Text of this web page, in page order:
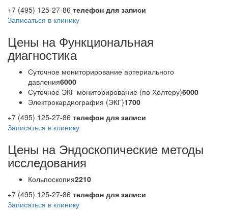
+7 (495) 125-27-86 телефон для записи
Записаться в клинику
Цены на Функциональная
диагностика
Суточное мониторирование артериального
давления6000
Суточное ЭКГ мониторирование (по Холтеру)6000
Электрокардиография (ЭКГ)1700
+7 (495) 125-27-86 телефон для записи
Записаться в клинику
Цены на Эндоскопические методы
исследования
Кольпоскопия2210
+7 (495) 125-27-86 телефон для записи
Записаться в клинику